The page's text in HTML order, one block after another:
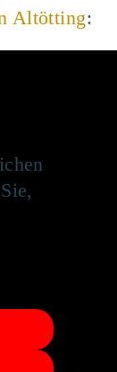
Altötting: